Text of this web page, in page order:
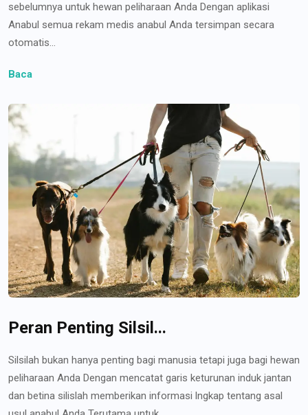
sebelumnya untuk hewan peliharaan Anda Dengan aplikasi
Anabul semua rekam medis anabul Anda tersimpan secara
otomatis...
Baca
Peran Penting Silsil...
Silsilah bukan hanya penting bagi manusia tetapi juga bagi hewan
peliharaan Anda Dengan mencatat garis keturunan induk jantan
dan betina silislah memberikan informasi lngkap tentang asal